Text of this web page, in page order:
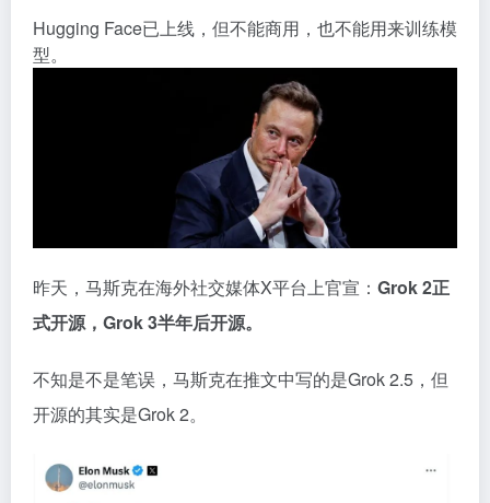
Hugging Face已上线，但不能商用，也不能用来训练模
型。
昨天，马斯克在海外社交媒体X平台上官宣： Grok 2正
式开源，Grok 3半年后开源。
不知是不是笔误，马斯克在推文中写的是Grok 2.5，但
开源的其实是Grok 2。